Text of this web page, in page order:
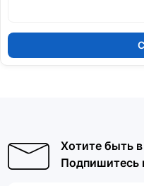
Хотите быть в
Подпишитесь